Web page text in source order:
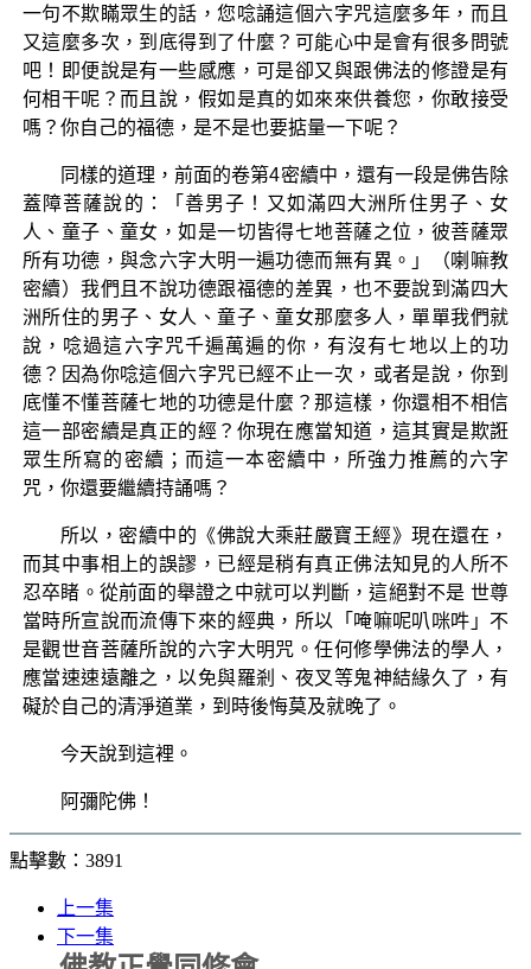
一句不欺瞞眾生的話，您唸誦這個六字咒這麼多年，而且
又這麼多次，到底得到了什麼？可能心中是會有很多問號
吧！即便說是有一些感應，可是卻又與跟佛法的修證是有
何相干呢？而且說，假如是真的如來來供養您，你敢接受
嗎？你自己的福德，是不是也要掂量一下呢？
同樣的道理，前面的卷第4密續中，還有一段是佛告除
蓋障菩薩說的：「善男子！又如滿四大洲所住男子、女
人、童子、童女，如是一切皆得七地菩薩之位，彼菩薩眾
所有功德，與念六字大明一遍功德而無有異。」（喇嘛教
密續）我們且不說功德跟福德的差異，也不要說到滿四大
洲所住的男子、女人、童子、童女那麼多人，單單我們就
說，唸過這六字咒千遍萬遍的你，有沒有七地以上的功
德？因為你唸這個六字咒已經不止一次，或者是說，你到
底懂不懂菩薩七地的功德是什麼？那這樣，你還相不相信
這一部密續是真正的經？你現在應當知道，這其實是欺誑
眾生所寫的密續；而這一本密續中，所強力推薦的六字
咒，你還要繼續持誦嗎？
所以，密續中的《佛說大乘莊嚴寶王經》現在還在，
而其中事相上的誤謬，已經是稍有真正佛法知見的人所不
忍卒睹。從前面的舉證之中就可以判斷，這絕對不是 世尊
當時所宣說而流傳下來的經典，所以「唵嘛呢叭咪吽」不
是觀世音菩薩所說的六字大明咒。任何修學佛法的學人，
應當速速遠離之，以免與羅剎、夜叉等鬼神結緣久了，有
礙於自己的清淨道業，到時後悔莫及就晚了。
今天說到這裡。
阿彌陀佛！
點擊數：3891
上一集
下一集